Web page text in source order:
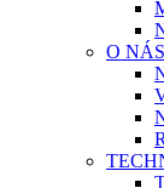
O NÁS